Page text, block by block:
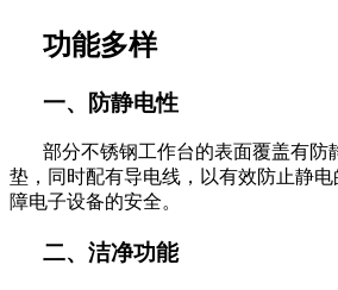
功能多样
一、防静电性
部分不锈钢工作台的表面覆盖有防
垫，同时配有导电线，以有效防止静
障电子设备的安全。
二、洁净功能